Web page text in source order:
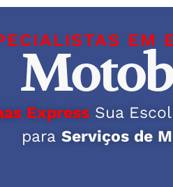
EM
ExpressSua
para Serviços de